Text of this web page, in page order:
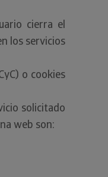
cierra el
los servicios
o cookies
solicitado
web son: